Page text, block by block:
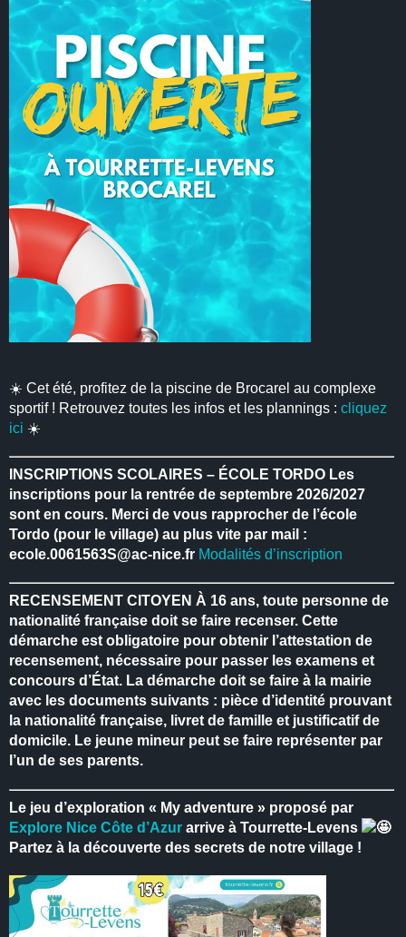
☀️ Cet été, profitez de la piscine de Brocarel au complexe
sportif ! Retrouvez toutes les infos et les plannings :cliquez
ici ☀️
INSCRIPTIONS SCOLAIRES – ÉCOLE TORDO Les
inscriptions pour la rentrée de septembre 2026/2027
sont en cours. Merci de vous rapprocher de l’école
Tordo (pour le village) au plus vite par mail :
ecole.0061563S@ac-nice.fr Modalités d’inscription
RECENSEMENT CITOYEN À 16 ans, toute personne de
nationalité française doit se faire recenser. Cette
démarche est obligatoire pour obtenir l’attestation de
recensement, nécessaire pour passer les examens et
concours d’État. La démarche doit se faire à la mairie
avec les documents suivants : pièce d’identité prouvant
la nationalité française, livret de famille et justificatif de
domicile. Le jeune mineur peut se faire représenter par
l’un de ses parents.
Le jeu d’exploration « My adventure » proposé par
Explore Nice Côte d’Azur arrive à Tourrette-Levens
Partez à la découverte des secrets de notre village !